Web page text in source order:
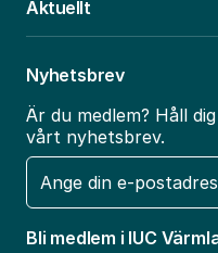
Aktuellt
Nyhetsbrev
Är du medlem? Håll
vårt nyhetsbrev.
E-
post
Bli medlem i IUC